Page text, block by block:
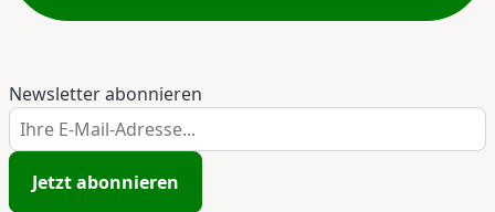
Newsletter abonnieren
Ihre E-Mail-Adresse...
Jetzt abonnieren